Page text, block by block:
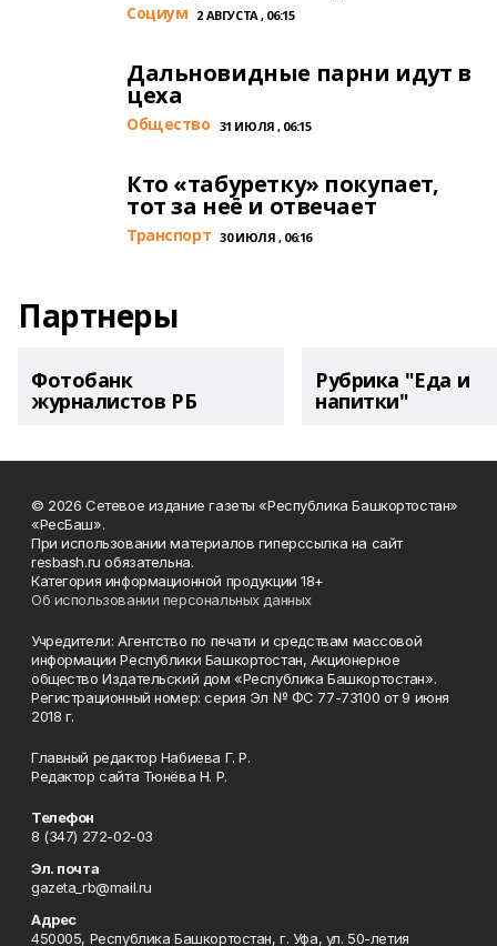
Cоциум 2 АВГУСТА , 06:15
Дальновидные парни идут в
цеха
Общество 31 ИЮЛЯ , 06:15
Кто «табуретку» покупает,
тот за неё и отвечает
Транспорт 30 ИЮЛЯ , 06:16
Партнеры
Фотобанк
журналистов РБ
Рубрика "Еда и
напитки"
© 2026 Сетевое издание газеты «Республика Башкортостан»
«РесБаш».
При использовании материалов гиперссылка на сайт
resbash.ru обязательна.
Категория информационной продукции 18+
Об использовании персональных данных
Учредители: Агентство по печати и средствам массовой
информации Республики Башкортостан, Акционерное
общество Издательский дом «Республика Башкортостан».
Регистрационный номер: серия Эл № ФС 77-73100 от 9 июня
2018 г.
Главный редактор Набиева Г. Р.
Редактор сайта Тюнёва Н. Р.
Телефон
8 (347) 272-02-03
Эл. почта
gazeta_rb@mail.ru
Адрес
450005, Республика Башкортостан, г. Уфа, ул. 50-летия